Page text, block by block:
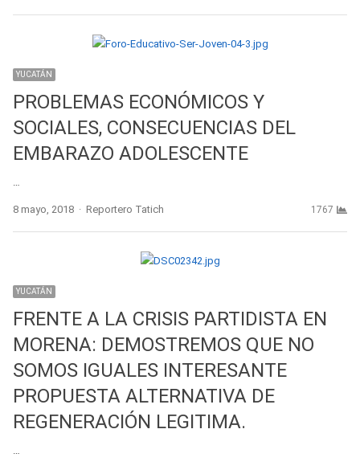
YUCATÁN
PROBLEMAS ECONÓMICOS Y
SOCIALES, CONSECUENCIAS DEL
EMBARAZO ADOLESCENTE
…
8 mayo, 2018 Author
Reportero Tatich 1767
YUCATÁN
FRENTE A LA CRISIS PARTIDISTA EN
MORENA: DEMOSTREMOS QUE NO
SOMOS IGUALES INTERESANTE
PROPUESTA ALTERNATIVA DE
REGENERACIÓN LEGITIMA.
…